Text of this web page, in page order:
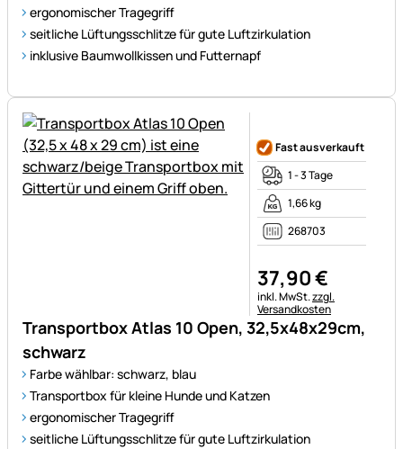
ergonomischer Tragegriff
seitliche Lüftungsschlitze für gute Luftzirkulation
inklusive Baumwollkissen und Futternapf
Transportbox Atlas 10 Open, 32,5x48x29cm,
schwarz
Farbe wählbar: schwarz, blau
Transportbox für kleine Hunde und Katzen
ergonomischer Tragegriff
seitliche Lüftungsschlitze für gute Luftzirkulation
Fast ausverkauft
1 - 3 Tage
1,66 kg
268703
37,90€
Steuerhinweis:
inkl. MwSt.zzgl.
Versandkosten